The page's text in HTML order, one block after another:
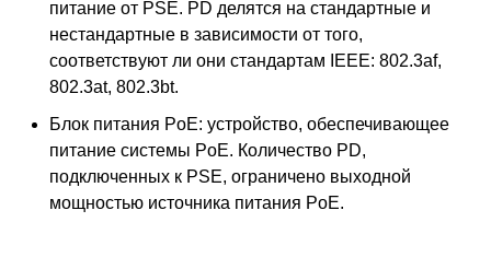
питание от PSE. PD делятся на стандартные и
нестандартные в зависимости от того,
соответствуют ли они стандартам IEEE: 802.3af,
802.3at, 802.3bt.
Блок питания PoE: устройство, обеспечивающее
питание системы PoE. Количество PD,
подключенных к PSE, ограничено выходной
мощностью источника питания PoE.